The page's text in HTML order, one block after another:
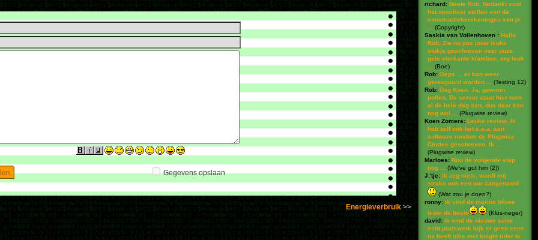
Gegevens opslaan
Energieverbruik
richard: Beste Rob, Bedankt voor
het openbaar stellen van de
constructieberekeningen van je
(Copyright)
Saskia van Vollenhoven : Hallo
Rob, Zie nu pas jouw leuke
stukje geschreven over onze
gele vierkante klamboe, erg leuk
(Boe)
Rob: Oeps ... er kan weer
gereaguurd worden ...
(Testing 12)
Rob: Dag Koen. Ja, gewoon
pollen. De server staat hier toch
al de hele dag aan, dus daar kan
nog wel ...
(Plugwise review)
Koen Zomers: Leuke review. Ik
heb zelf ook het e.e.a. aan
software rondom de Plugwise
Circles geschreven. Ik ...
(Plugwise review)
Marloes: Nou de volgende stap
nog ...
(We've got him (2))
J.'tje: Ik zeg niets, wordt mij
straks ook een oor aangenaaid.
(Wat zou je doen?)
ronny: ik vind de marine blowe
team de beste
(Klus-neger)
david: ik vind de nieuwe serie
echt prutswerk kijk er geen eens
na heeft niks met knight rider te